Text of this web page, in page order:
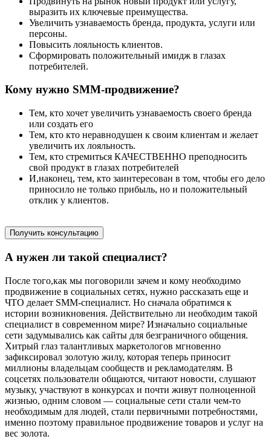
выразить их ключевые преимущества.
Увеличить узнаваемость бренда, продукта, услуги или
персоны.
Повысить лояльность клиентов.
Сформировать положительный имидж в глазах
потребителей.
Кому нужно SMM-продвижение?
Тем, кто хочет увеличить узнаваемость своего бренда
или создать его
Тем, кто кто неравнодушен к своим клиентам и желает
увеличить их лояльность.
Тем, кто стремиться КАЧЕСТВЕННО преподносить
свой продукт в глазах потребителей
И,наконец, тем, кто заинтересован в том, чтобы его дело
приносило не только прибыль, но и положительный
отклик у клиентов.
Получить консультацию
А нужен ли такой специалист?
После того,как мы поговорили зачем и кому необходимо
продвижение в социальных сетях, нужно рассказать еще и
ЧТО делает SMM-специалист. Но сначала обратимся к
истории возникновения. Действительно ли необходим такой
специалист в современном мире? Изначально социальные
сети задумывались как сайты для безграничного общения.
Хитрый глаз талантливых маркетологов мгновенно
зафиксировал золотую жилу, которая теперь приносит
миллионы владельцам сообществ и рекламодателям. В
соцсетях пользователи общаются, читают новости, слушают
музыку, участвуют в конкурсах и почти живут полноценной
жизнью, одним словом — социальные сети стали чем-то
необходимым для людей, стали первичными потребностями,
именно поэтому правильное продвижение товаров и услуг на
вес золота.